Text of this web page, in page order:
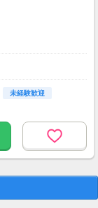
未経験歓迎